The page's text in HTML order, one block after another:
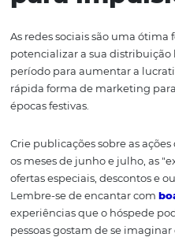
marketing e de ações
a rentabilidade do seu
também a sua marca.
Utilize as
para
As redes sociais são uma
potencializar a sua
período para aumentar a